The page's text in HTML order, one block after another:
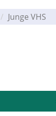
Junge VHS